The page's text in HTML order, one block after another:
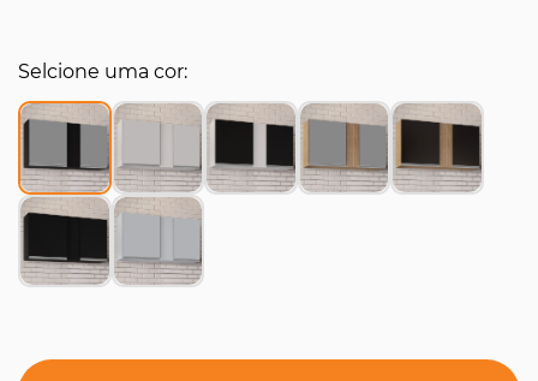
Selcione uma cor